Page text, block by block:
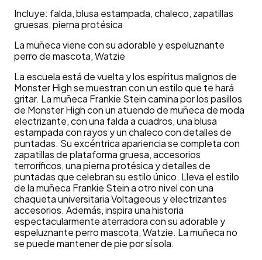
Incluye: falda, blusa estampada, chaleco, zapatillas
gruesas, pierna protésica
La muñeca viene con su adorable y espeluznante
perro de mascota, Watzie
La escuela está de vuelta y los espíritus malignos de
Monster High se muestran con un estilo que te hará
gritar. La muñeca Frankie Stein camina por los pasillos
de Monster High con un atuendo de muñeca de moda
electrizante, con una falda a cuadros, una blusa
estampada con rayos y un chaleco con detalles de
puntadas. Su excéntrica apariencia se completa con
zapatillas de plataforma gruesa, accesorios
terroríficos, una pierna protésica y detalles de
puntadas que celebran su estilo único. Lleva el estilo
de la muñeca Frankie Stein a otro nivel con una
chaqueta universitaria Voltageous y electrizantes
accesorios. Además, inspira una historia
espectacularmente aterradora con su adorable y
espeluznante perro mascota, Watzie. La muñeca no
se puede mantener de pie por sí sola.